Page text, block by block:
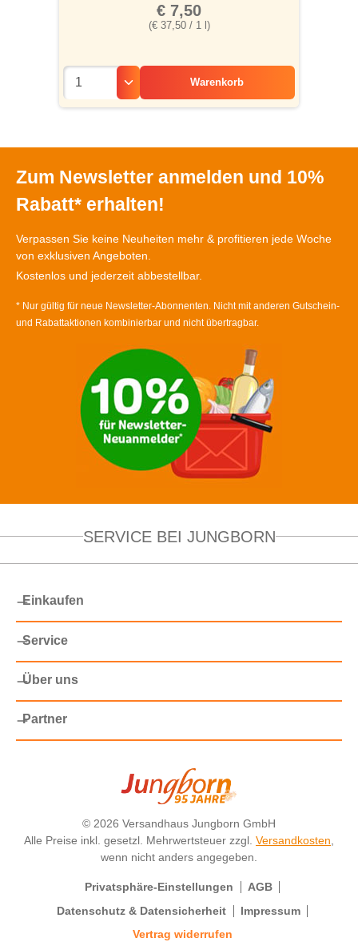
(€ 37,50 / 1 l)
€ 7,50
Warenkorb
Zum Newsletter anmelden und 10%
Rabatt* erhalten!
Verpassen Sie keine Neuheiten mehr & profitieren jede Woche
von exklusiven Angeboten.
Kostenlos und jederzeit abbestellbar.
* Nur gültig für neue Newsletter-Abonnenten. Nicht mit anderen Gutschein-
und Rabattaktionen kombinierbar und nicht übertragbar.
SERVICE BEI JUNGBORN
Einkaufen
Service
Über uns
Partner
© 2026 Versandhaus Jungborn GmbH
Alle Preise inkl. gesetzl. Mehrwertsteuer zzgl. Versandkosten,
wenn nicht anders angegeben.
Privatsphäre-Einstellungen
AGB
Datenschutz & Datensicherheit
Impressum
Vertrag widerrufen